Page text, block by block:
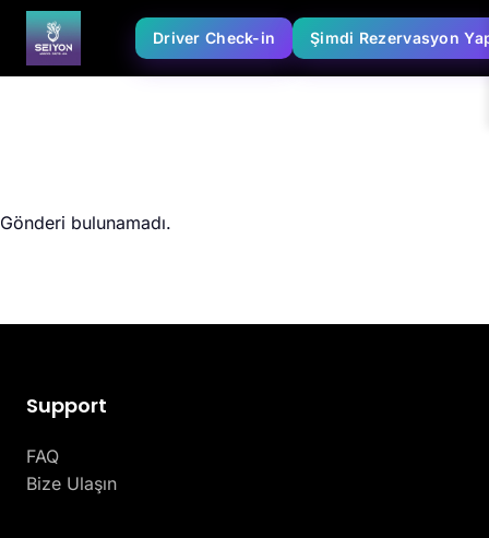
Driver Check-in Şimdi Rezervasyon
Gönderi bulunamadı.
Support
FAQ
Bize Ulaşın